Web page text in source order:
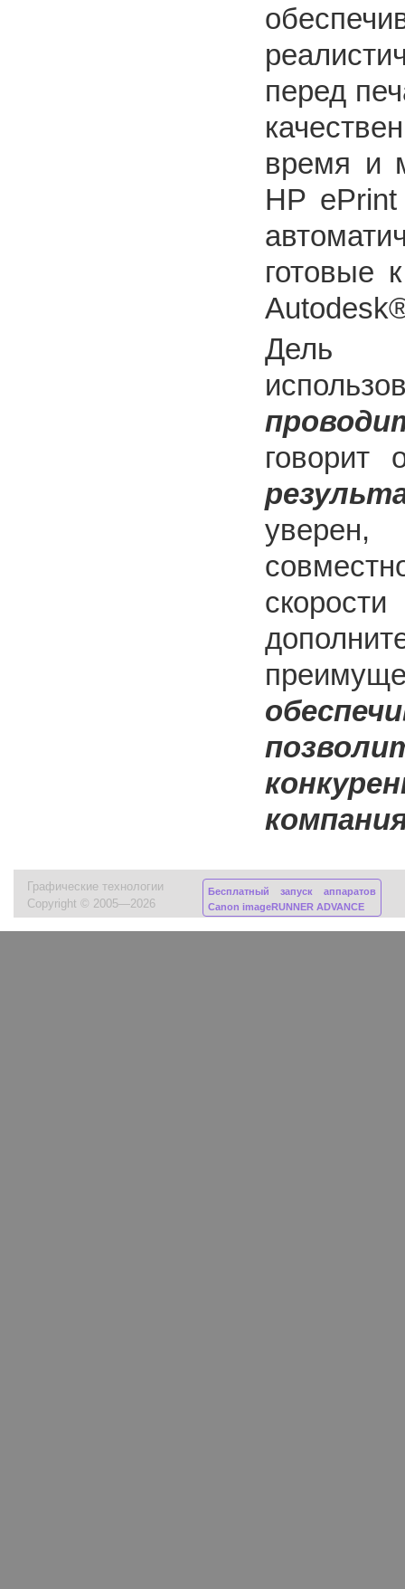
перед
время и
HP
готовые
Дель
уверен,
Графические технологии
Copyright © 2005—2026
Бесплатный запуск аппаратов
Canon imageRUNNER ADVANCE